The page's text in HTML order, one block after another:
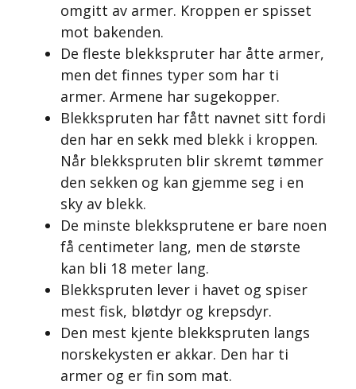
omgitt av armer. Kroppen er spisset
mot bakenden.
De fleste blekkspruter har åtte armer,
men det finnes typer som har ti
armer. Armene har sugekopper.
Blekkspruten har fått navnet sitt fordi
den har en sekk med blekk i kroppen.
Når blekkspruten blir skremt tømmer
den sekken og kan gjemme seg i en
sky av blekk.
De minste blekksprutene er bare noen
få centimeter lang, men de største
kan bli 18 meter lang.
Blekkspruten lever i havet og spiser
mest fisk, bløtdyr og krepsdyr.
Den mest kjente blekkspruten langs
norskekysten er akkar. Den har ti
armer og er fin som mat.